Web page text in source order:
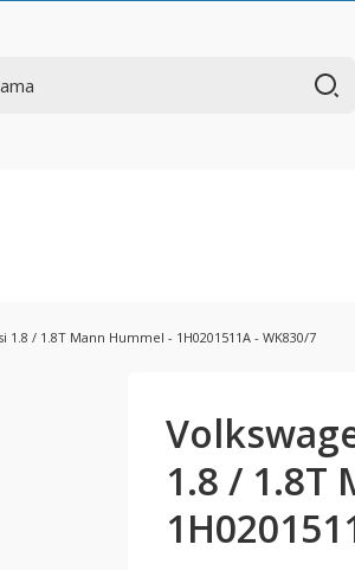
/ 1.8T Mann Hummel - 1H0201511A - WK830/7
1.8 / 1.8T